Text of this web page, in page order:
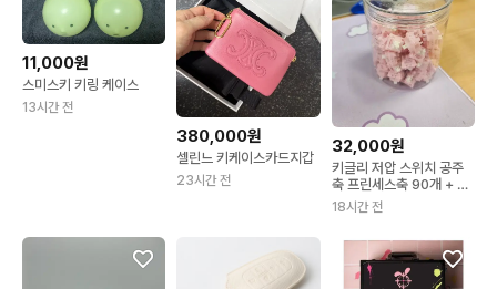
11,000원
스미스키 키링 케이스
13시간 전
380,000원
셀린느 키케이스카드지갑
23시간 전
32,000원
키글리 저압 스위치 공주
축 프린세스축 90개 + 케
이스
18시간 전